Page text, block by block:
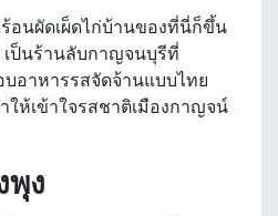
อนผัดเผ็ดไก่บ้านของที่นี่ก็ขึ้น
เป็นร้านลับกาญจนบุรีที่
อาหารรสจัดจ้านแบบไทย
ห้เข้าใจรสชาติเมืองกาญจน์
พุง